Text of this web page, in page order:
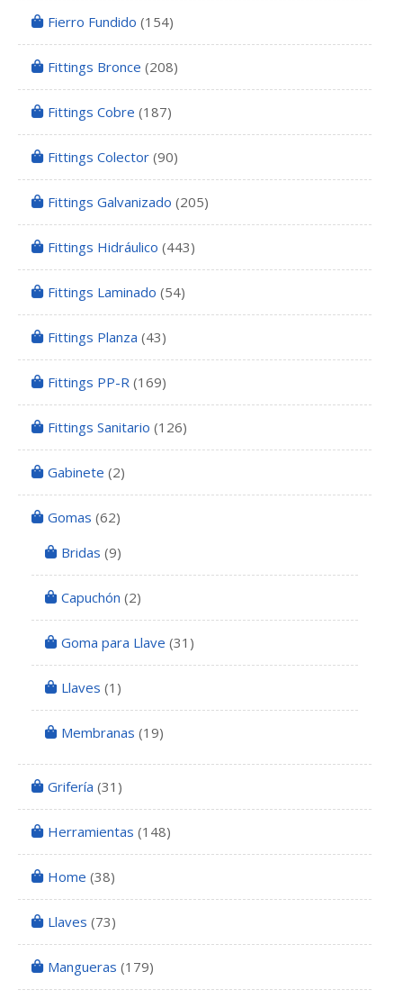
Fierro Fundido (154)
Fittings Bronce (208)
Fittings Cobre (187)
Fittings Colector (90)
Fittings Galvanizado (205)
Fittings Hidráulico (443)
Fittings Laminado (54)
Fittings Planza (43)
Fittings PP-R (169)
Fittings Sanitario (126)
Gabinete (2)
Gomas (62)
Bridas (9)
Capuchón (2)
Goma para Llave (31)
Llaves (1)
Membranas (19)
Grifería (31)
Herramientas (148)
Home (38)
Llaves (73)
Mangueras (179)